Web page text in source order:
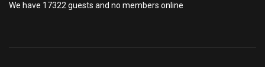
We have 17322 guests and no members online